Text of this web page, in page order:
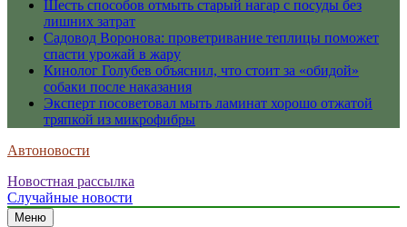
Шесть способов отмыть старый нагар с посуды без
лишних затрат
Садовод Воронова: проветривание теплицы поможет
спасти урожай в жару
Кинолог Голубев объяснил, что стоит за «обидой»
собаки после наказания
Эксперт посоветовал мыть ламинат хорошо отжатой
тряпкой из микрофибры
Автоновости
Новостная рассылка
Случайные новости
Меню